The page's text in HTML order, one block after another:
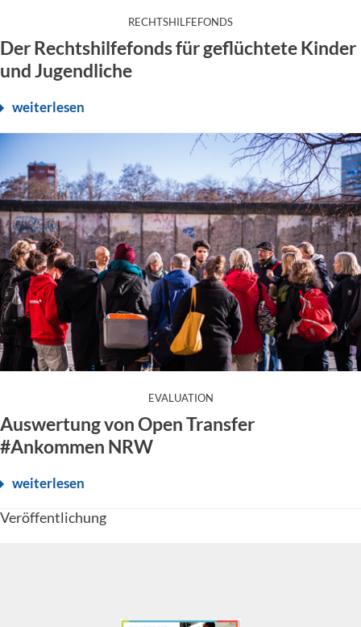
RECHTSHILFEFONDS:
Der Rechtshilfefonds für geflüchtete Kinder
und Jugendliche
weiterlesen
EVALUATION:
Auswertung von Open Transfer
#Ankommen NRW
weiterlesen
Veröffentlichung